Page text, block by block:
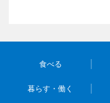
食べる
暮らす・働く